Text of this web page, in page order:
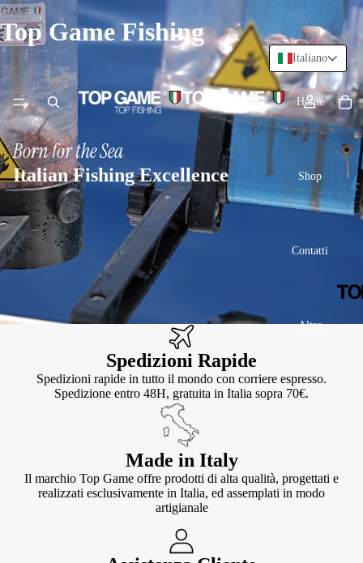
Top Game Fishing
Home
Shop
Contatti
Altro
Born for the Sea
Italian Fishing Excellence
Spedizioni Rapide
Spedizioni rapide in tutto il mondo con corriere espresso.
Spedizione entro 48H, gratuita in Italia sopra 70€.
Made in Italy
Il marchio Top Game offre prodotti di alta qualità, progettati e
realizzati esclusivamente in Italia, ed assemplati in modo
artigianale
Italiano